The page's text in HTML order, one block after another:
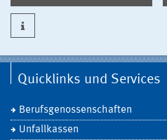
Quicklinks und Services
Berufsgenossenschaften
Unfallkassen